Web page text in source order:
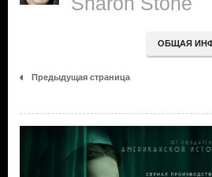
ОБЩАЯ
Предыдущая страница